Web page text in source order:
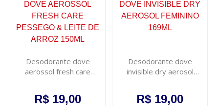
Desodorante dove
aerossol fresh care
R$ 19,00
Desodorante dove
invisible dry aerosol
R$ 19,00